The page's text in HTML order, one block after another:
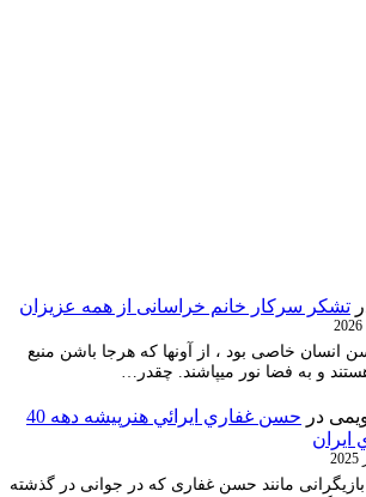
تشکر سرکار خانم خراسانی از همه عزیزان
انسان خاصی بود ، از آونها که هرجا باشن منبع
و به فضا نور میپاشند. چقدر…
در
حسن غفاري ايرائي هنرپيشه دهه 40
ايران
بازیگرانی مانند حسن غفاری که در جوانی در گذشته